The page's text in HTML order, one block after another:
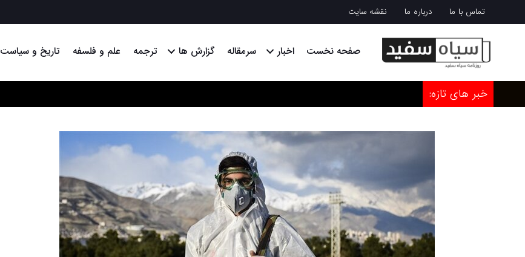
تماس با ما درباره ما نقشه سایت
صفحه نخست اخبار سرمقاله گزارش ها ترجمه علم و فلسفه تاریخ و سیاست
خبر های تازه: